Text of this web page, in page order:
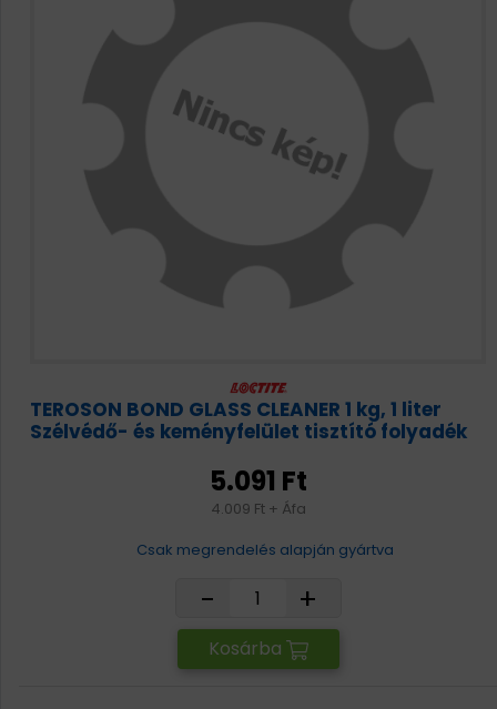
TEROSON BOND GLASS CLEANER 1 kg, 1 liter
Szélvédő- és keményfelület tisztító folyadék
5.091 Ft
4.009 Ft + Áfa
Csak megrendelés alapján gyártva
- +
Kosárba